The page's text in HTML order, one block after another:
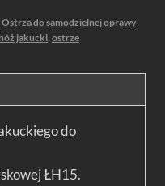
Ostrza do samodzielnej oprawy
nóż jakucki, ostrze
do
ŁH15.